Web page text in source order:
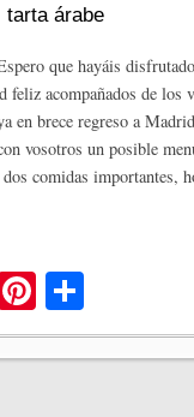
tarta árabe
que hayáis
feliz acompañados de los
en brece regreso a
vosotros un posible
comidas importantes,
Pi
nt
er
o
m